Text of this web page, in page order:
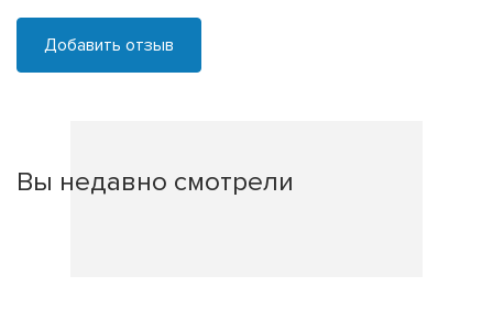
Добавить отзыв
Вы недавно смотрели